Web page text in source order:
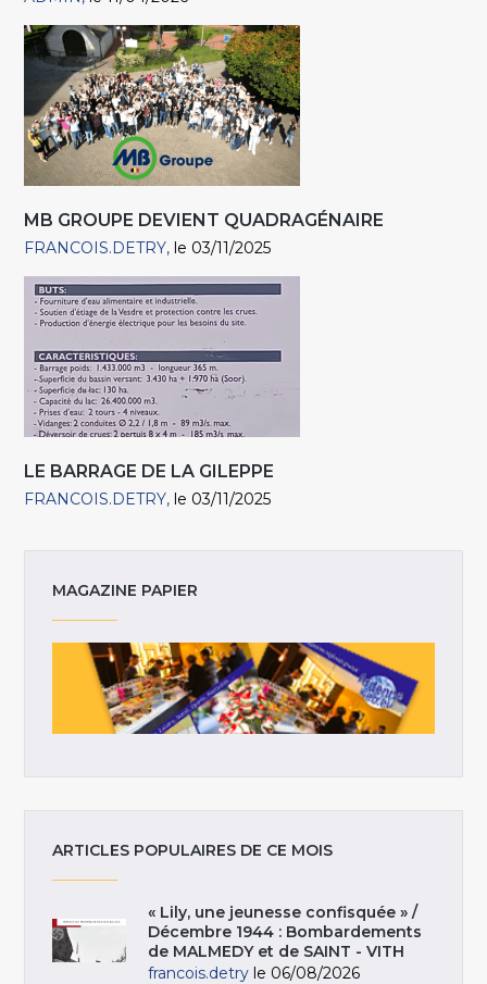
MB GROUPE DEVIENT QUADRAGÉNAIRE
FRANCOIS.DETRY le 03/11/2025
LE BARRAGE DE LA GILEPPE
FRANCOIS.DETRY le 03/11/2025
MAGAZINE PAPIER
ARTICLES POPULAIRES DE CE MOIS
« Lily, une jeunesse confisquée » /
Décembre 1944 : Bombardements
de MALMEDY et de SAINT - VITH
francois.detry le 06/08/2026